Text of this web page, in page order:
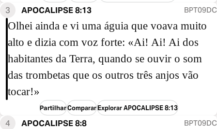
3 APOCALIPSE 8:13 BPT09DC
Olhei ainda e vi uma águia que voava muito
alto e dizia com voz forte: «Ai! Ai! Ai dos
habitantes da Terra, quando se ouvir o som
das trombetas que os outros três anjos vão
tocar!»
PartilharCompararExplorar APOCALIPSE 8:13
4 APOCALIPSE 8:8 BPT09DC